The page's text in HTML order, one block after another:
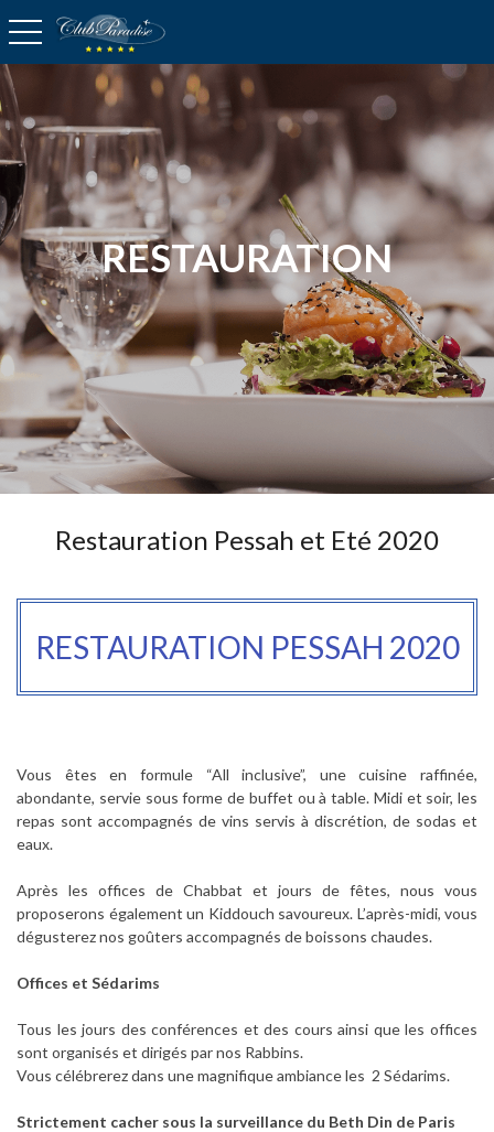
basculer la navigation
RESTAURATION
Restauration Pessah et Eté 2020
RESTAURATION PESSAH 2020
Vous êtes en formule “All inclusive”, une cuisine raffinée,
abondante, servie sous forme de buffet ou à table. Midi et soir, les
repas sont accompagnés de vins servis à discrétion, de sodas et
eaux.
Après les offices de Chabbat et jours de fêtes, nous vous
proposerons également un Kiddouch savoureux. L’après-midi, vous
dégusterez nos goûters accompagnés de boissons chaudes.
Offices et Sédarims
Tous les jours des conférences et des cours ainsi que les offices
sont organisés et dirigés par nos Rabbins.
Vous célébrerez dans une magnifique ambiance les 2 Sédarims.
Strictement cacher sous la surveillance du Beth Din de Paris